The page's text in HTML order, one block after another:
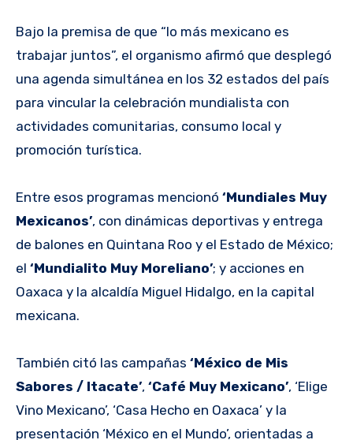
Bajo la premisa de que “lo más mexicano es
trabajar juntos”, el organismo afirmó que desplegó
una agenda simultánea en los 32 estados del país
para vincular la celebración mundialista con
actividades comunitarias, consumo local y
promoción turística.
Entre esos programas mencionó ‘Mundiales Muy
Mexicanos’, con dinámicas deportivas y entrega
de balones en Quintana Roo y el Estado de México;
el ‘Mundialito Muy Moreliano’; y acciones en
Oaxaca y la alcaldía Miguel Hidalgo, en la capital
mexicana.
También citó las campañas ‘México de Mis
Sabores / Itacate’, ‘Café Muy Mexicano’, ‘Elige
Vino Mexicano’, ‘Casa Hecho en Oaxaca’ y la
presentación ‘México en el Mundo’, orientadas a